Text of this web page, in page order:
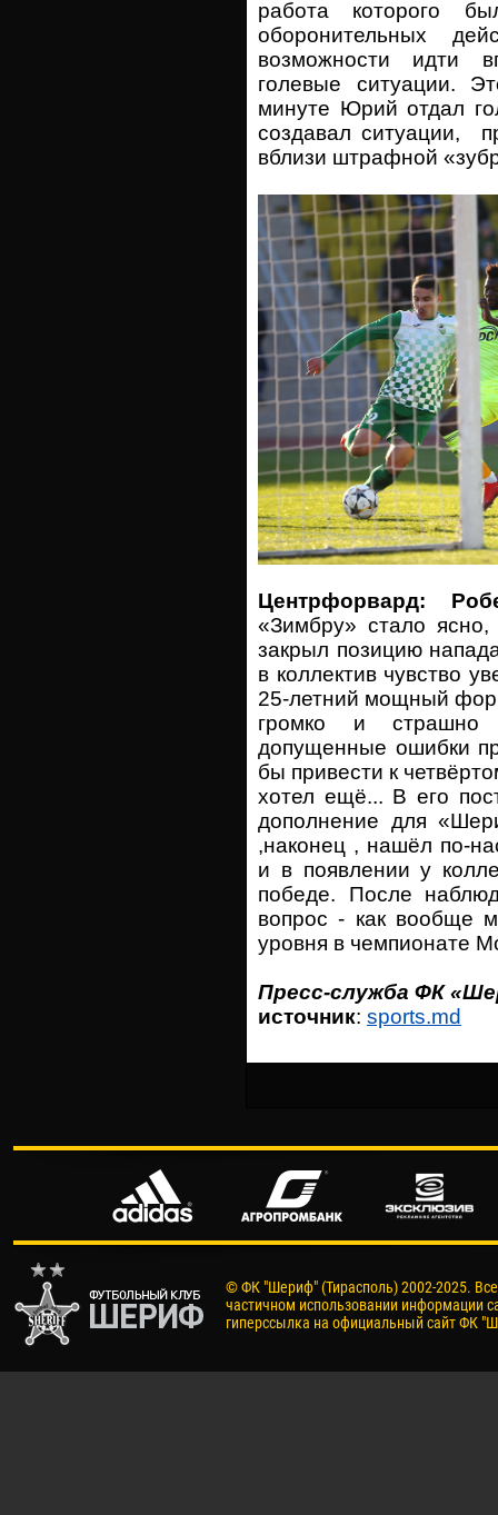
работа которого
оборонительных
возможности идти
голевые ситуации.
минуте Юрий отдал
создавал ситуации,
вблизи штрафной
Центрфорвард:
«Зимбру» стало
закрыл позицию
в коллектив чувство
25-летний мощный
громко и
допущенные ошибки
бы привести к
хотел ещё... В его
дополнение для
,наконец , нашёл по-
и в появлении у
победе. После
вопрос - как вообще
уровня в чемпионате
Пресс-служба ФК
источник: sports.md
© ФК "Шериф" (Тирасполь) 2002-2025.
частичном использовании информации
гиперссылка на официальный сайт ФК